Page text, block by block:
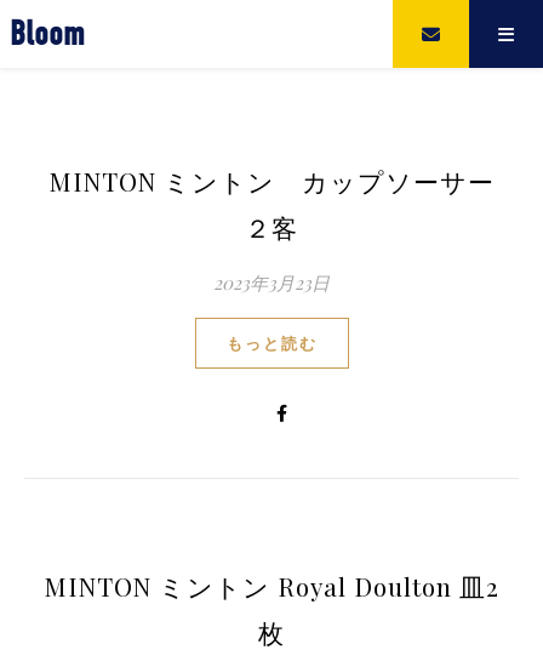
Bloom
MINTON ミントン カップソーサー
２客
2023年3月23日
もっと読む
MINTON ミントン Royal Doulton 皿2
枚